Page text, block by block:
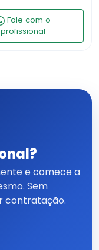
CONSERTOS ELETRICOS …
Fale com o
profissional
e comece a
Sem
contratação.